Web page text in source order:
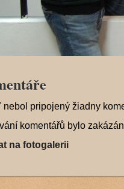
nebol pripojený žiadny
komentářů bylo
na fotogalerii